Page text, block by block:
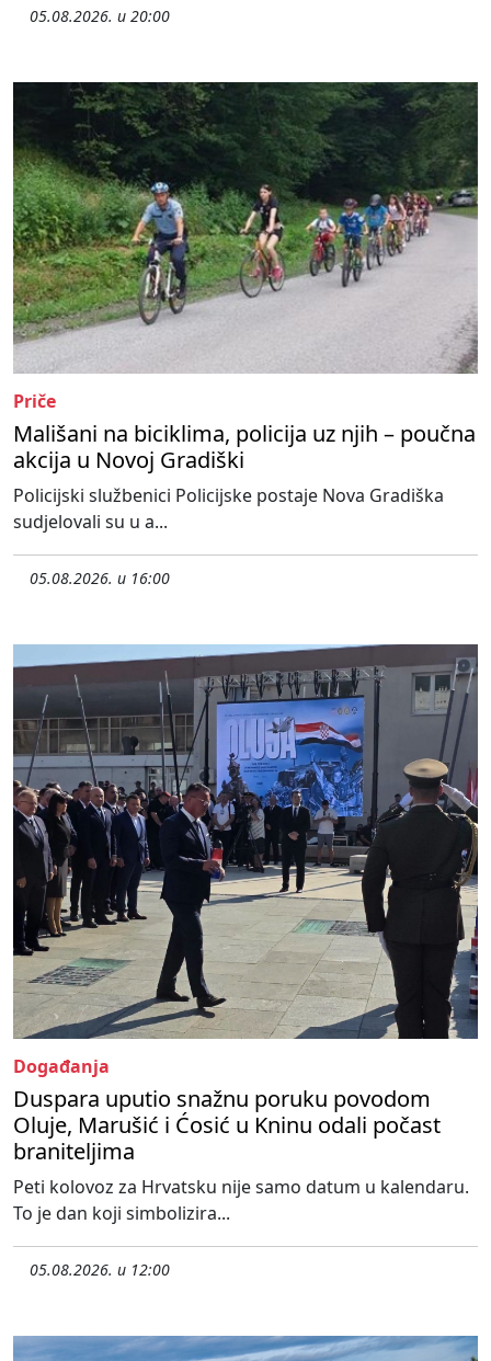
05.08.2026. u 20:00
Priče
Mališani na biciklima, policija uz njih – poučna
akcija u Novoj Gradiški
Policijski službenici Policijske postaje Nova Gradiška
sudjelovali su u a...
05.08.2026. u 16:00
Događanja
Duspara uputio snažnu poruku povodom
Oluje, Marušić i Ćosić u Kninu odali počast
braniteljima
Peti kolovoz za Hrvatsku nije samo datum u kalendaru.
To je dan koji simbolizira...
05.08.2026. u 12:00